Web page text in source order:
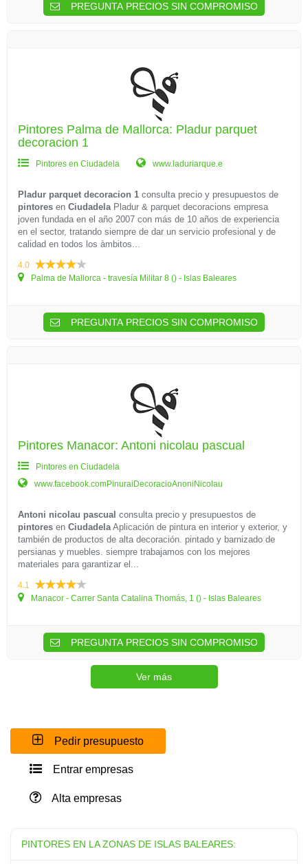
PREGUNTA PRECIOS SIN COMPROMISO
Pintores Palma de Mallorca: Pladur parquet
decoracion 1
Pintores en Ciudadela www.laduriarque.e
Pladur parquet decoracion 1 consulta precio y presupuestos de
pintores en CiudadelaPladur & parquet decoracions empresa
joven fundada en el año 2007 con más de 10 años de experiencia
en el sector, tratando siempre de dar un servicio profesional y de
calidad en todos los àmbitos...
4.0
Palma de Mallorca - travesía Militar 8 () - Islas Baleares
PREGUNTA PRECIOS SIN COMPROMISO
Pintores Manacor: Antoni nicolau pascual
Pintores en Ciudadela
www.facebook.comPinuraiDecoracioAnoniNicolau
Antoni nicolau pascual consulta precio y presupuestos de
pintores en CiudadelaAplicación de pintura en interior y exterior, y
también de productos de alta decoración. pintado y barnizado de
persianas y muebles. siempre trabajamos con los mejores
materiales para garantizar el...
4.1
Manacor - Carrer Santa Catalina Thomás, 1 () - Islas Baleares
PREGUNTA PRECIOS SIN COMPROMISO
Ver más
Pedir presupuesto
Entrar empresas
Alta empresas
PINTORES EN LA ZONAS DE ISLAS BALEARES: